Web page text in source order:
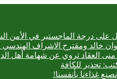
على درجة الماجستير في الأمن
منى العقاد تروي عن شهامة أهل
تحذير للكافة
غذاءنا بأنفسنا!